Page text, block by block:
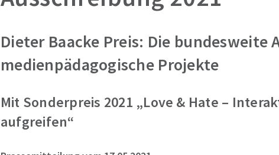
Dieter Baacke Preis: Die bundesweite
medienpädagogische Projekte
Mit Sonderpreis 2021 „Love & Hate –
aufgreifen“